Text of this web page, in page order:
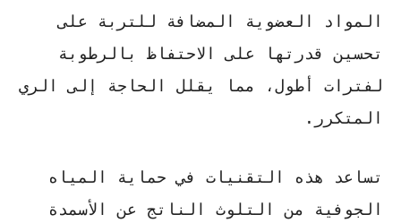
المواد العضوية المضافة للتربة على
تحسين قدرتها على الاحتفاظ بالرطوبة
لفترات أطول، مما يقلل الحاجة إلى الري
المتكرر.
تساعد هذه التقنيات في حماية المياه
الجوفية من التلوث الناتج عن الأسمدة